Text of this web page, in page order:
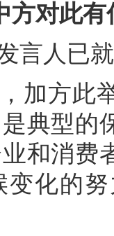
方对此有
言人已
加方此
典型的
和消费
变化的